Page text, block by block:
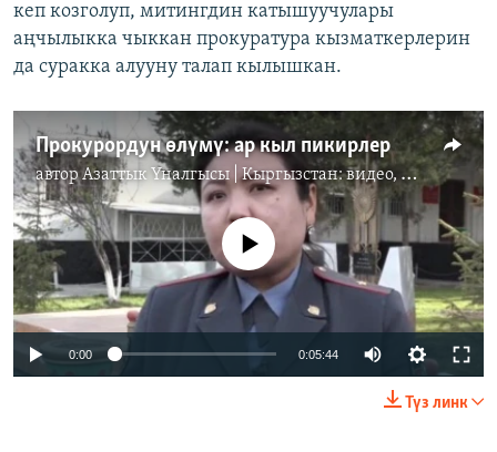
кеп козголуп, митингдин катышуучулары
аңчылыкка чыккан прокуратура кызматкерлерин
да суракка алууну талап кылышкан.
Прокурордун өлүмү: ар кыл пикирлер
авторАзаттык Үналгысы | Кыргызстан: видео, фото, кабарлар
No media source currently available
0:00 0:05:44
Түз линк